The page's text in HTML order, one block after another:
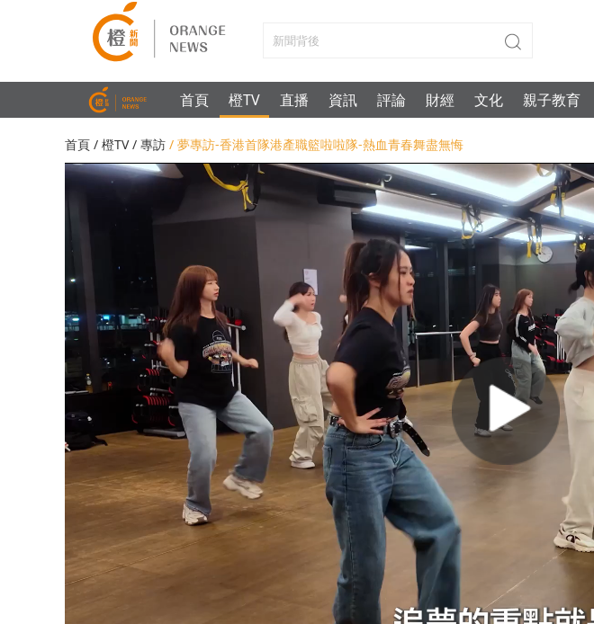
首頁 橙TV 直播 資訊 評論 財經 文化 親子教育
首頁 / 橙TV/ 專訪 / 夢專訪-香港首隊港產職籃啦啦隊-熱血青春舞盡無悔